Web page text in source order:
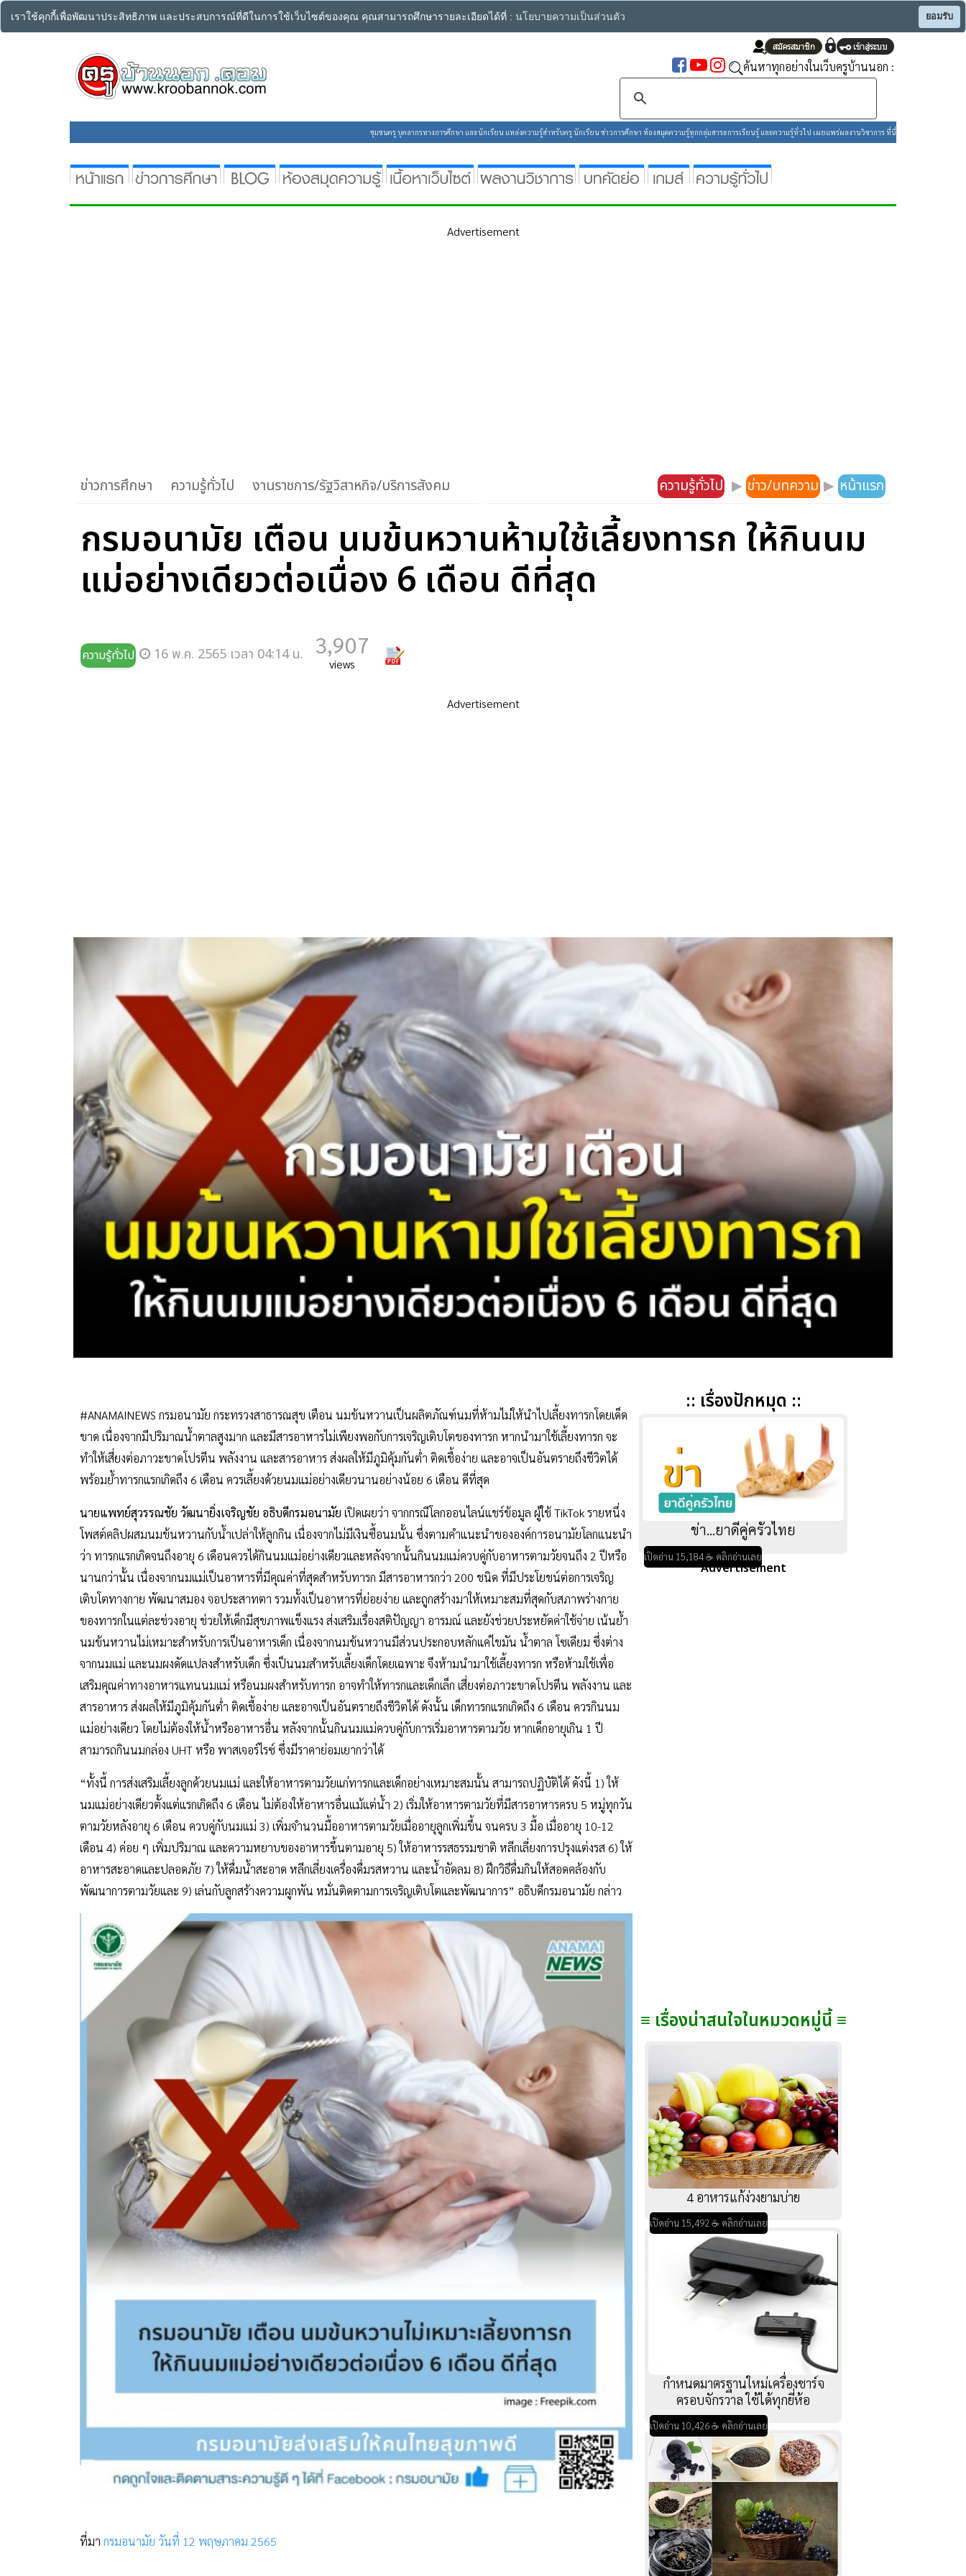
เราใช้คุกกี้เพื่อพัฒนาประสิทธิภาพ และประสบการณ์ที่ดีในการใช้เว็บไซต์ของคุณ คุณสามารถศึกษารายละเอียดได้ที่ : นโยบายความเป็นส่วนตัว ยอมรับ
ค้นหาทุกอย่างในเว็บครูบ้านนอก :
ชุมชนครู บุคลากรทางการศึกษา และนักเรียน แหล่งความรู้สำหรับครู นักเรียน ข่าวการศึกษา ห้องสมุดความรู้ทุกกลุ่มสาระการเรียนรู้ และความรู้ทั่วไป เผยแพร่ผลงานวิชาการ ที่นี่
Advertisement
ข่าวการศึกษา ความรู้ทั่วไป งานราชการ/รัฐวิสาหกิจ/บริการสังคม ความรู้ทั่วไป ▶ ข่าว/บทความ ▶ หน้าแรก
กรมอนามัย เตือน นมข้นหวานห้ามใช้เลี้ยงทารก ให้กินนม
แม่อย่างเดียวต่อเนื่อง 6 เดือน ดีที่สุด
ความรู้ทั่วไป 16 พ.ค. 2565 เวลา 04:14 น. 3,907
views
Advertisement
#ANAMAINEWS กรมอนามัย กระทรวงสาธารณสุข เตือน นมข้นหวานเป็นผลิตภัณฑ์นมที่ห้ามไม่ให้นำไปเลี้ยงทารกโดยเด็ด
ขาด เนื่องจากมีปริมาณน้ำตาลสูงมาก และมีสารอาหารไม่เพียงพอกับการเจริญเติบโตของทารก หากนำมาใช้เลี้ยงทารก จะ
ทำให้เสี่ยงต่อภาวะขาดโปรตีน พลังงาน และสารอาหาร ส่งผลให้มีภูมิคุ้มกันต่ำ ติดเชื้อง่าย และอาจเป็นอันตรายถึงชีวิตได้
พร้อมย้ำทารกแรกเกิดถึง 6 เดือน ควรเลี้ยงด้วยนมแม่อย่างเดียวนานอย่างน้อย 6 เดือน ดีที่สุด
นายแพทย์สุวรรณชัย วัฒนายิ่งเจริญชัย อธิบดีกรมอนามัย เปิดเผยว่า จากกรณีโลกออนไลน์แชร์ข้อมูล ผู้ใช้ TikTok รายหนึ่ง
โพสต์คลิปผสมนมข้นหวานกับน้ำเปล่าให้ลูกกิน เนื่องจากไม่มีเงินซื้อนมนั้น ซึ่งตามคำแนะนำขององค์การอนามัยโลกแนะนำ
ว่า ทารกแรกเกิดจนถึงอายุ 6 เดือนควรได้กินนมแม่อย่างเดียวและหลังจากนั้นกินนมแม่ควบคู่กับอาหารตามวัยจนถึง 2 ปีหรือ
นานกว่านั้น เนื่องจากนมแม่เป็นอาหารที่มีคุณค่าที่สุดสำหรับทารก มีสารอาหารกว่า 200 ชนิด ที่มีประโยชน์ต่อการเจริญ
เติบโตทางกาย พัฒนาสมอง จอประสาทตา รวมทั้งเป็นอาหารที่ย่อยง่าย และถูกสร้างมาให้เหมาะสมที่สุดกับสภาพร่างกาย
ของทารกในแต่ละช่วงอายุ ช่วยให้เด็กมีสุขภาพแข็งแรง ส่งเสริมเรื่องสติปัญญา อารมณ์ และยังช่วยประหยัดค่าใช้จ่าย เน้นย้ำ
นมข้นหวานไม่เหมาะสำหรับการเป็นอาหารเด็ก เนื่องจากนมข้นหวานมีส่วนประกอบหลักแค่ไขมัน น้ำตาล โซเดียม ซึ่งต่าง
จากนมแม่ และนมผงดัดแปลงสำหรับเด็ก ซึ่งเป็นนมสำหรับเลี้ยงเด็กโดยเฉพาะ จึงห้ามนำมาใช้เลี้ยงทารก หรือห้ามใช้เพื่อ
เสริมคุณค่าทางอาหารแทนนมแม่ หรือนมผงสำหรับทารก อาจทำให้ทารกและเด็กเล็ก เสี่ยงต่อภาวะขาดโปรตีน พลังงาน และ
สารอาหาร ส่งผลให้มีภูมิคุ้มกันต่ำ ติดเชื้อง่าย และอาจเป็นอันตรายถึงชีวิตได้ ดังนั้น เด็กทารกแรกเกิดถึง 6 เดือน ควรกินนม
แม่อย่างเดียว โดยไม่ต้องให้น้ำหรืออาหารอื่น หลังจากนั้นกินนมแม่ควบคู่กับการเริ่มอาหารตามวัย หากเด็กอายุเกิน 1 ปี
สามารถกินนมกล่อง UHT หรือ พาสเจอร์ไรซ์ ซึ่งมีราคาย่อมเยากว่าได้
“ทั้งนี้ การส่งเสริมเลี้ยงลูกด้วยนมแม่ และให้อาหารตามวัยแก่ทารกและเด็กอย่างเหมาะสมนั้น สามารถปฏิบัติได้ ดังนี้ 1) ให้
นมแม่อย่างเดียวตั้งแต่แรกเกิดถึง 6 เดือน ไม่ต้องให้อาหารอื่นแม้แต่น้ำ 2) เริ่มให้อาหารตามวัยที่มีสารอาหารครบ 5 หมู่ทุกวัน
ตามวัยหลังอายุ 6 เดือน ควบคู่กับนมแม่ 3) เพิ่มจำนวนมื้ออาหารตามวัยเมื่ออายุลูกเพิ่มขึ้น จนครบ 3 มื้อ เมื่ออายุ 10-12
เดือน 4) ค่อย ๆ เพิ่มปริมาณ และความหยาบของอาหารขึ้นตามอายุ 5) ให้อาหารรสธรรมชาติ หลีกเลี่ยงการปรุงแต่งรส 6) ให้
อาหารสะอาดและปลอดภัย 7) ให้ดื่มน้ำสะอาด หลีกเลี่ยงเครื่องดื่มรสหวาน และน้ำอัดลม 8) ฝึกวิธีดื่มกินให้สอดคล้องกับ
พัฒนาการตามวัยและ 9) เล่นกับลูกสร้างความผูกพัน หมั่นติดตามการเจริญเติบโตและพัฒนาการ” อธิบดีกรมอนามัย กล่าว
ที่มา กรมอนามัย วันที่ 12 พฤษภาคม 2565
:: เรื่องปักหมุด ::
ข่า...ยาดีคู่ครัวไทย
เปิดอ่าน 15,184 ☕ คลิกอ่านเลย
Advertisement
≡ เรื่องน่าสนใจในหมวดหมู่นี้ ≡
4 อาหารแก้ง่วงยามบ่าย
เปิดอ่าน 15,492 ☕ คลิกอ่านเลย
กำหนดมาตรฐานใหม่เครื่องชาร์จ
ครอบจักรวาล ใช้ได้ทุกยี่ห้อ
เปิดอ่าน 10,426 ☕ คลิกอ่านเลย